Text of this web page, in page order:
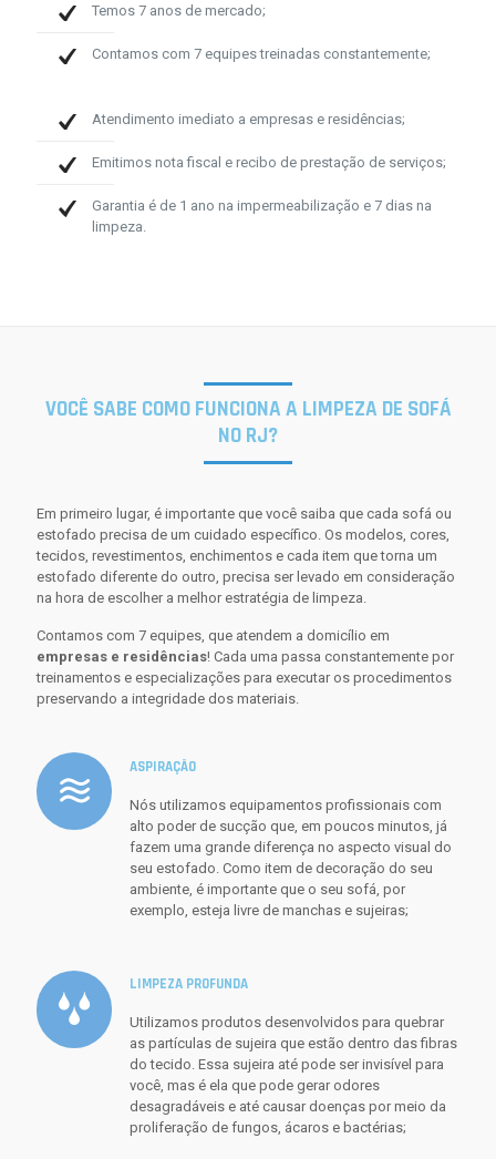
Temos 7 anos de mercado;
Contamos com 7 equipes treinadas constantemente;
Atendimento imediato a empresas e residências;
Emitimos nota fiscal e recibo de prestação de serviços;
Garantia é de 1 ano na impermeabilização e 7 dias na
limpeza.
VOCÊ SABE COMO FUNCIONA A LIMPEZA DE SOFÁ
NO RJ?
Em primeiro lugar, é importante que você saiba que cada sofá ou
estofado precisa de um cuidado específico. Os modelos, cores,
tecidos, revestimentos, enchimentos e cada item que torna um
estofado diferente do outro, precisa ser levado em consideração
na hora de escolher a melhor estratégia de limpeza.
Contamos com 7 equipes, que atendem a domicílio em
empresas e residências! Cada uma passa constantemente por
treinamentos e especializações para executar os procedimentos
preservando a integridade dos materiais.
ASPIRAÇÃO
Nós utilizamos equipamentos profissionais com
alto poder de sucção que, em poucos minutos, já
fazem uma grande diferença no aspecto visual do
seu estofado. Como item de decoração do seu
ambiente, é importante que o seu sofá, por
exemplo, esteja livre de manchas e sujeiras;
LIMPEZA PROFUNDA
Utilizamos produtos desenvolvidos para quebrar
as partículas de sujeira que estão dentro das fibras
do tecido. Essa sujeira até pode ser invisível para
você, mas é ela que pode gerar odores
desagradáveis e até causar doenças por meio da
proliferação de fungos, ácaros e bactérias;